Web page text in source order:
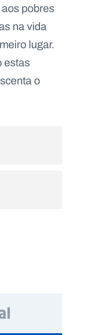
pobres
na vida
lugar.
estas
o